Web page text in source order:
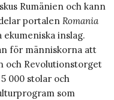
Rumänien och kann
portalen Romania
ekumeniska inslag.
för människorna att
och Revolutionstorget
000 stolar och
som